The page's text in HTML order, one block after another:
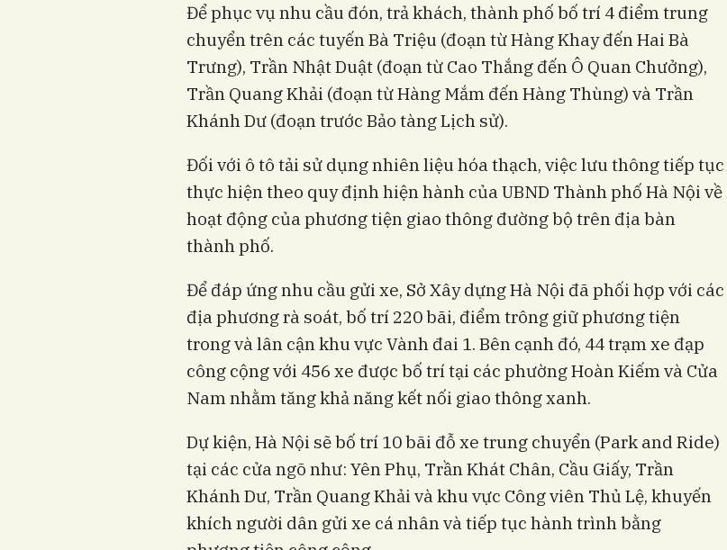
Để phục vụ nhu cầu đón, trả khách, thành phố bố trí 4 điểm trung
chuyển trên các tuyến Bà Triệu (đoạn từ Hàng Khay đến Hai Bà
Trưng), Trần Nhật Duật (đoạn từ Cao Thắng đến Ô Quan Chưởng),
Trần Quang Khải (đoạn từ Hàng Mắm đến Hàng Thùng) và Trần
Khánh Dư (đoạn trước Bảo tàng Lịch sử).
Đối với ô tô tải sử dụng nhiên liệu hóa thạch, việc lưu thông tiếp tục
thực hiện theo quy định hiện hành của UBND Thành phố Hà Nội về
hoạt động của phương tiện giao thông đường bộ trên địa bàn
thành phố.
Để đáp ứng nhu cầu gửi xe, Sở Xây dựng Hà Nội đã phối hợp với các
địa phương rà soát, bố trí 220 bãi, điểm trông giữ phương tiện
trong và lân cận khu vực Vành đai 1. Bên cạnh đó, 44 trạm xe đạp
công cộng với 456 xe được bố trí tại các phường Hoàn Kiếm và Cửa
Nam nhằm tăng khả năng kết nối giao thông xanh.
Dự kiện, Hà Nội sẽ bố trí 10 bãi đỗ xe trung chuyển (Park and Ride)
tại các cửa ngõ như: Yên Phụ, Trần Khát Chân, Cầu Giấy, Trần
Khánh Dư, Trần Quang Khải và khu vực Công viên Thủ Lệ, khuyến
khích người dân gửi xe cá nhân và tiếp tục hành trình bằng